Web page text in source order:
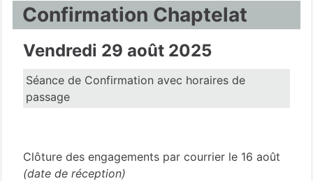
Confirmation Chaptelat
Vendredi 29 août 2025
Séance de Confirmation avec horaires de
passage
Clôture des engagements par courrier le 16 août
(date de réception)